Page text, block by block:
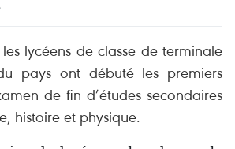
lycéens de classe de terminale
pays ont débuté les premiers
de fin d’études secondaires
histoire et physique.